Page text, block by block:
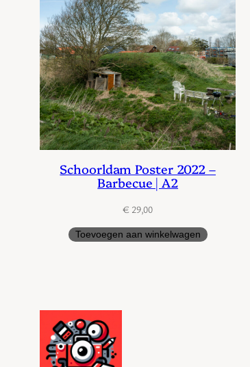
Schoorldam Poster 2022 –
Barbecue | A2
€ 29,00
Toevoegen aan winkelwagen